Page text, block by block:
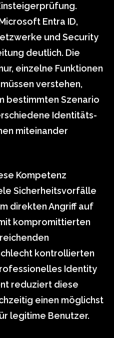
Entra ID,
und Security
deutlich. Die
einzelne Funktionen
verstehen,
bestimmten Szenario
Identitäts-
miteinander
Kompetenz
Sicherheitsvorfälle
direkten Angriff auf
kompromittierten
kontrollierten
Identity
reduziert diese
einen möglichst
legitime Benutzer.